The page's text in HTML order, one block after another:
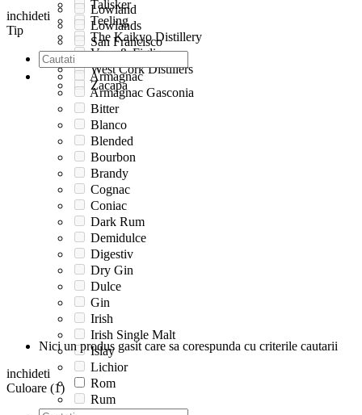
Talisker
Teeling
The Kaikyo Distillery
Vena & Figli
West Cork Distillers
Zacapa
Lowland
Lowlands
San Francisco
inchideti
Tip
Armagnac
Armagnac Gasconia
Bitter
Blanco
Blended
Bourbon
Brandy
Cognac
Coniac
Dark Rum
Demidulce
Digestiv
Dry Gin
Dulce
Gin
Irish
Irish Single Malt
Islay
Lichior
Rom
Rum
Nici un produs gasit care sa corespunda cu criterile cautarii
inchideti
Culoare (1)